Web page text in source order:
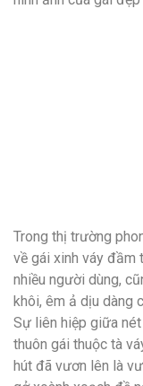
Trong thị trường
về gái xinh váy đầm
nhiều người dùng,
khôi, êm ả dịu dàng
Sự liên hiệp giữa
thuôn gái thuộc tà
hút đã vươn lên là